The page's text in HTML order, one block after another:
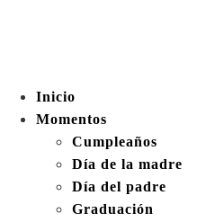
Inicio
Momentos
Cumpleaños
Día de la madre
Día del padre
Graduación